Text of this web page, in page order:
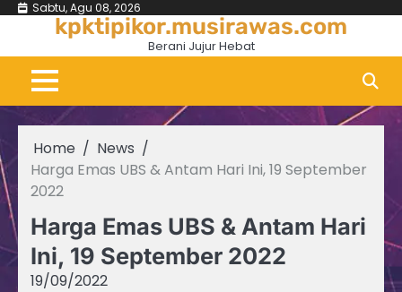
Skip
content
Sabtu, Agu 08, 2026
kpktipikor.musirawas.com
Berani Jujur Hebat
Home
News
Harga Emas UBS & Antam Hari Ini, 19 September
2022
Harga Emas UBS & Antam Hari
Ini, 19 September 2022
19/09/2022